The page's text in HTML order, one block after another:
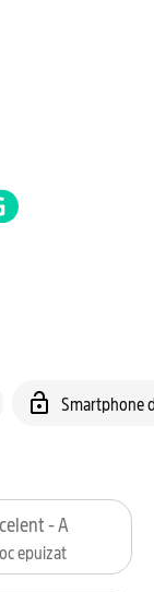
Smartphone
- A
epuizat